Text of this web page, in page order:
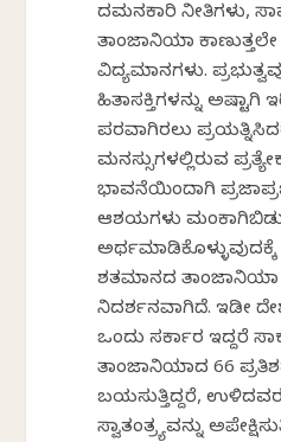
ದಮನಕಾರಿ ನೀತಿಗಳು,
ತಾಂಜಾನಿಯಾ
ವಿದ್ಯಮಾನಗಳು.
ಹಿತಾಸಕ್ತಿಗಳನ್ನು ಅಷ್ಟಾಗಿ
ಪರವಾಗಿರಲು
ಮನಸ್ಸುಗಳಲ್ಲಿರುವ
ಭಾವನೆಯಿಂದಾಗಿ
ಆಶಯಗಳು
ಅರ್ಥಮಾಡಿಕೊಳ್ಳುವುದಕ್ಕೆ
ಶತಮಾನದ ತಾಂಜಾನಿಯಾ
ನಿದರ್ಶನವಾಗಿದೆ. ಇಡೀ
ಒಂದು ಸರ್ಕಾರ ಇದ್ದರೆ
ತಾಂಜಾನಿಯಾದ 66
ಬಯಸುತ್ತಿದ್ದರೆ,
ಸ್ವಾತಂತ್ರ್ಯವನ್ನು